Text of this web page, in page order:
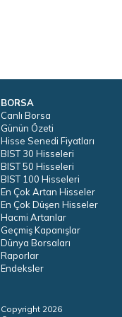
BORSA
Canlı Borsa
Günün Özeti
Hisse Senedi Fiyatları
BIST 30 Hisseleri
BIST 50 Hisseleri
BIST 100 Hisseleri
En Çok Artan Hisseler
En Çok Düşen Hisseler
Hacmi Artanlar
Geçmiş Kapanışlar
Dünya Borsaları
Raporlar
Endeksler
Copyright 2026